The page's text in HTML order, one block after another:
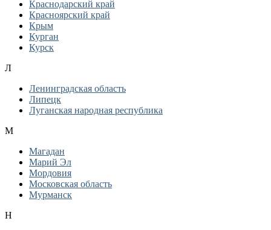
Краснодарский край
Красноярский край
Крым
Курган
Курск
Л
Ленинградская область
Липецк
Луганская народная республика
М
Магадан
Марий Эл
Мордовия
Московская область
Мурманск
Н